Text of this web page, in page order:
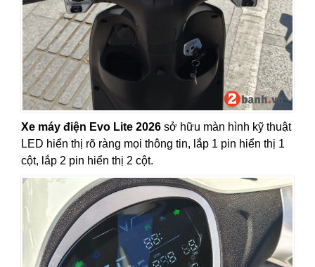
Xe máy điện Evo Lite 2026 sở hữu màn hình kỹ thuật
LED hiển thị rõ ràng mọi thông tin, lắp 1 pin hiển thị 1
cột, lắp 2 pin hiển thị 2 cột.